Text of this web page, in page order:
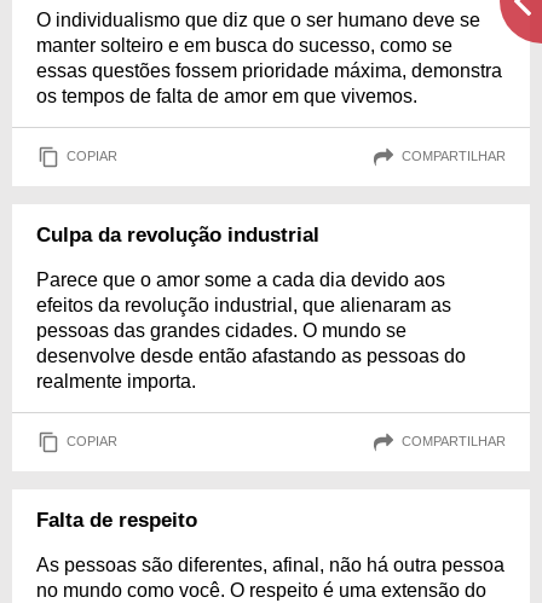
O individualismo que diz que o ser humano deve se
manter solteiro e em busca do sucesso, como se
essas questões fossem prioridade máxima, demonstra
os tempos de falta de amor em que vivemos.
COPIAR COMPARTILHAR
Culpa da revolução industrial
Parece que o amor some a cada dia devido aos
efeitos da revolução industrial, que alienaram as
pessoas das grandes cidades. O mundo se
desenvolve desde então afastando as pessoas do
realmente importa.
COPIAR COMPARTILHAR
Falta de respeito
As pessoas são diferentes, afinal, não há outra pessoa
no mundo como você. O respeito é uma extensão do